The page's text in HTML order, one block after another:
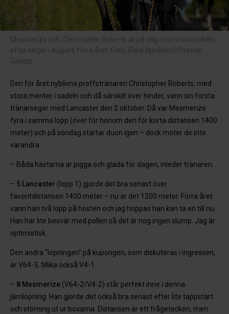
Mesmerize och Christopher Roberts är på väg mot vinnarcirkeln
efter seger i augusti förra året. Foto: Elina Björklund/Svensk
Galopp
Den för året nyblivna proffstränaren Christopher Roberts, med
stora meriter i sadeln och då särskilt över hinder, vann sin första
tränarseger med Lancaster den 2 oktober. Då var Mesmerize
fyra i samma lopp (över för honom den för korta distansen 1400
meter) och på söndag startar duon igen – dock möter de inte
varandra.
– Båda hästarna är pigga och glada för dagen, inleder tränaren.
– 5 Lancaster (lopp 1) gjorde det bra senast över
favoritdistansen 1400 meter – nu är det 1200 meter. Förra året
vann han två lopp på hösten och jag hoppas han kan ta en till nu.
Han har lite besvär med pollen så det är nog ingen slump. Jag är
optimistisk.
Den andra “löpningen” på kupongen, som diskuteras i ingressen,
är V64-3, tillika också V4-1.
– 8 Mesmerize (V64-2/V4-2) står perfekt inne i denna
järnlöpning. Han gjorde det också bra senast efter lite tappstart
och störning ut ur boxarna. Distansen är ett frågetecken, men